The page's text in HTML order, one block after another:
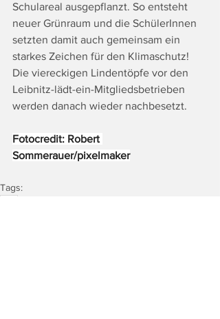
Schulareal ausgepflanzt. So entsteht
neuer Grünraum und die SchülerInnen
setzten damit auch gemeinsam ein
starkes Zeichen für den Klimaschutz!
Die viereckigen Lindentöpfe vor den
Leibnitz-lädt-ein-Mitgliedsbetrieben
werden danach wieder nachbesetzt.
Fotocredit: Robert
Sommerauer/pixelmaker
Tags: